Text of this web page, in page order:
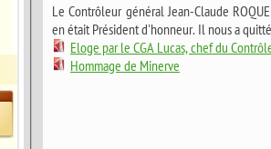
Le Contrôleur général Jean-Claude
en était Président d'honneur. Il nous a
Eloge par le CGA Lucas, chef du
Hommage de Minerve